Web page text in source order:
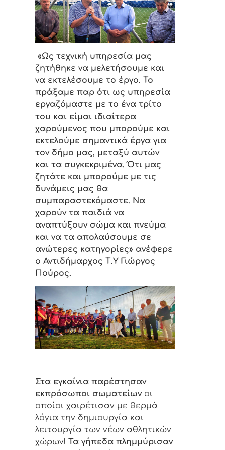
«Ως τεχνική υπηρεσία μας
ζητήθηκε να μελετήσουμε και
να εκτελέσουμε το έργο. Το
πράξαμε παρ ότι ως υπηρεσία
εργαζόμαστε με το ένα τρίτο
του και είμαι ιδιαίτερα
χαρούμενος που μπορούμε και
εκτελούμε σημαντικά έργα για
τον δήμο μας, μεταξύ αυτών
και τα συγκεκριμένα. Ότι μας
ζητάτε και μπορούμε με τις
δυνάμεις μας θα
συμπαραστεκόμαστε. Να
χαρούν τα παιδιά να
αναπτύξουν σώμα και πνεύμα
και να τα απολαύσουμε σε
ανώτερες κατηγορίες» ανέφερε
ο Αντιδήμαρχος Τ.Υ Γιώργος
Πούρος.
Στα εγκαίνια παρέστησαν
εκπρόσωποι σωματείων οι
οποίοι χαιρέτισαν με θερμά
λόγια την δημιουργία και
λειτουργία των νέων αθλητικών
χώρων! Τα γήπεδα πλημμύρισαν